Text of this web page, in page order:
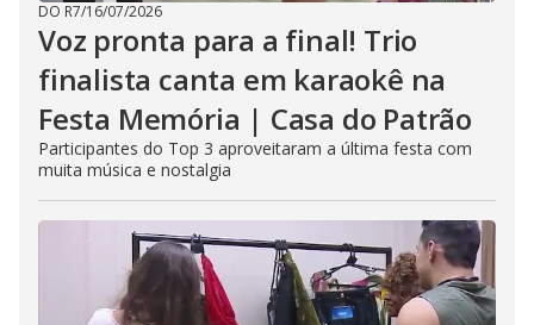
DO R7/16/07/2026
Voz pronta para a final! Trio
finalista canta em karaokê na
Festa Memória | Casa do Patrão
Participantes do Top 3 aproveitaram a última festa com
muita música e nostalgia